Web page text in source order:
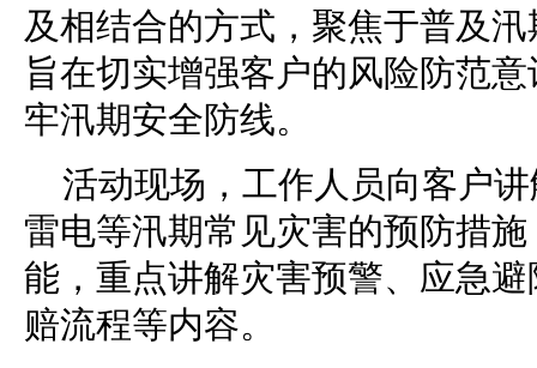
及相结合的方式，聚焦于普及
旨在切实增强客户的风险防范
牢汛期安全防线。
活动现场，工作人员向客户
雷电等汛期常见灾害的预防措
能，重点讲解灾害预警、应急
赔流程等内容。